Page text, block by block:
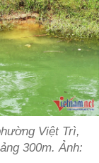
Việt Trì,
300m. Ảnh: